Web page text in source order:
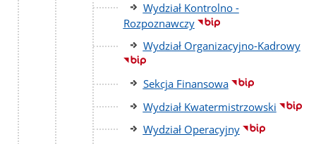
podstron
Wydział Kontrolno -
Rozpoznawczy
Wydział Organizacyjno-Kadrowy
Sekcja Finansowa
Wydział Kwatermistrzowski
Wydział Operacyjny